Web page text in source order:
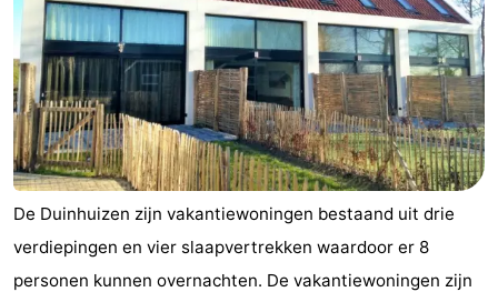
Oase
Duinoord
-
Ginsterveld
-
Julianahoeve
-
Livingstone
-
Port
-
De Duinhuizen zijn vakantiewoningen bestaand uit drie
verdiepingen en vier slaapvertrekken waardoor er 8
personen kunnen overnachten. De vakantiewoningen zijn